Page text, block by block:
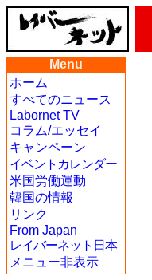
Menu
ホーム
すべてのニュース
Labornet TV
コラム/エッセイ
キャンペーン
イベントカレンダー
米国労働運動
韓国の情報
リンク
From Japan
レイバーネット日本
メニュー非表示